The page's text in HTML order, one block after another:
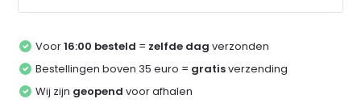
Voor16:00 besteld = zelfde dag verzonden
Bestellingen boven 35 euro = gratisverzending
Wij zijn geopend voor afhalen